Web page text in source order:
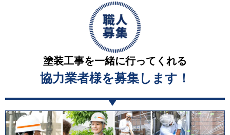
塗装工事を一緒に行ってくれる
協力業者様を募集します！